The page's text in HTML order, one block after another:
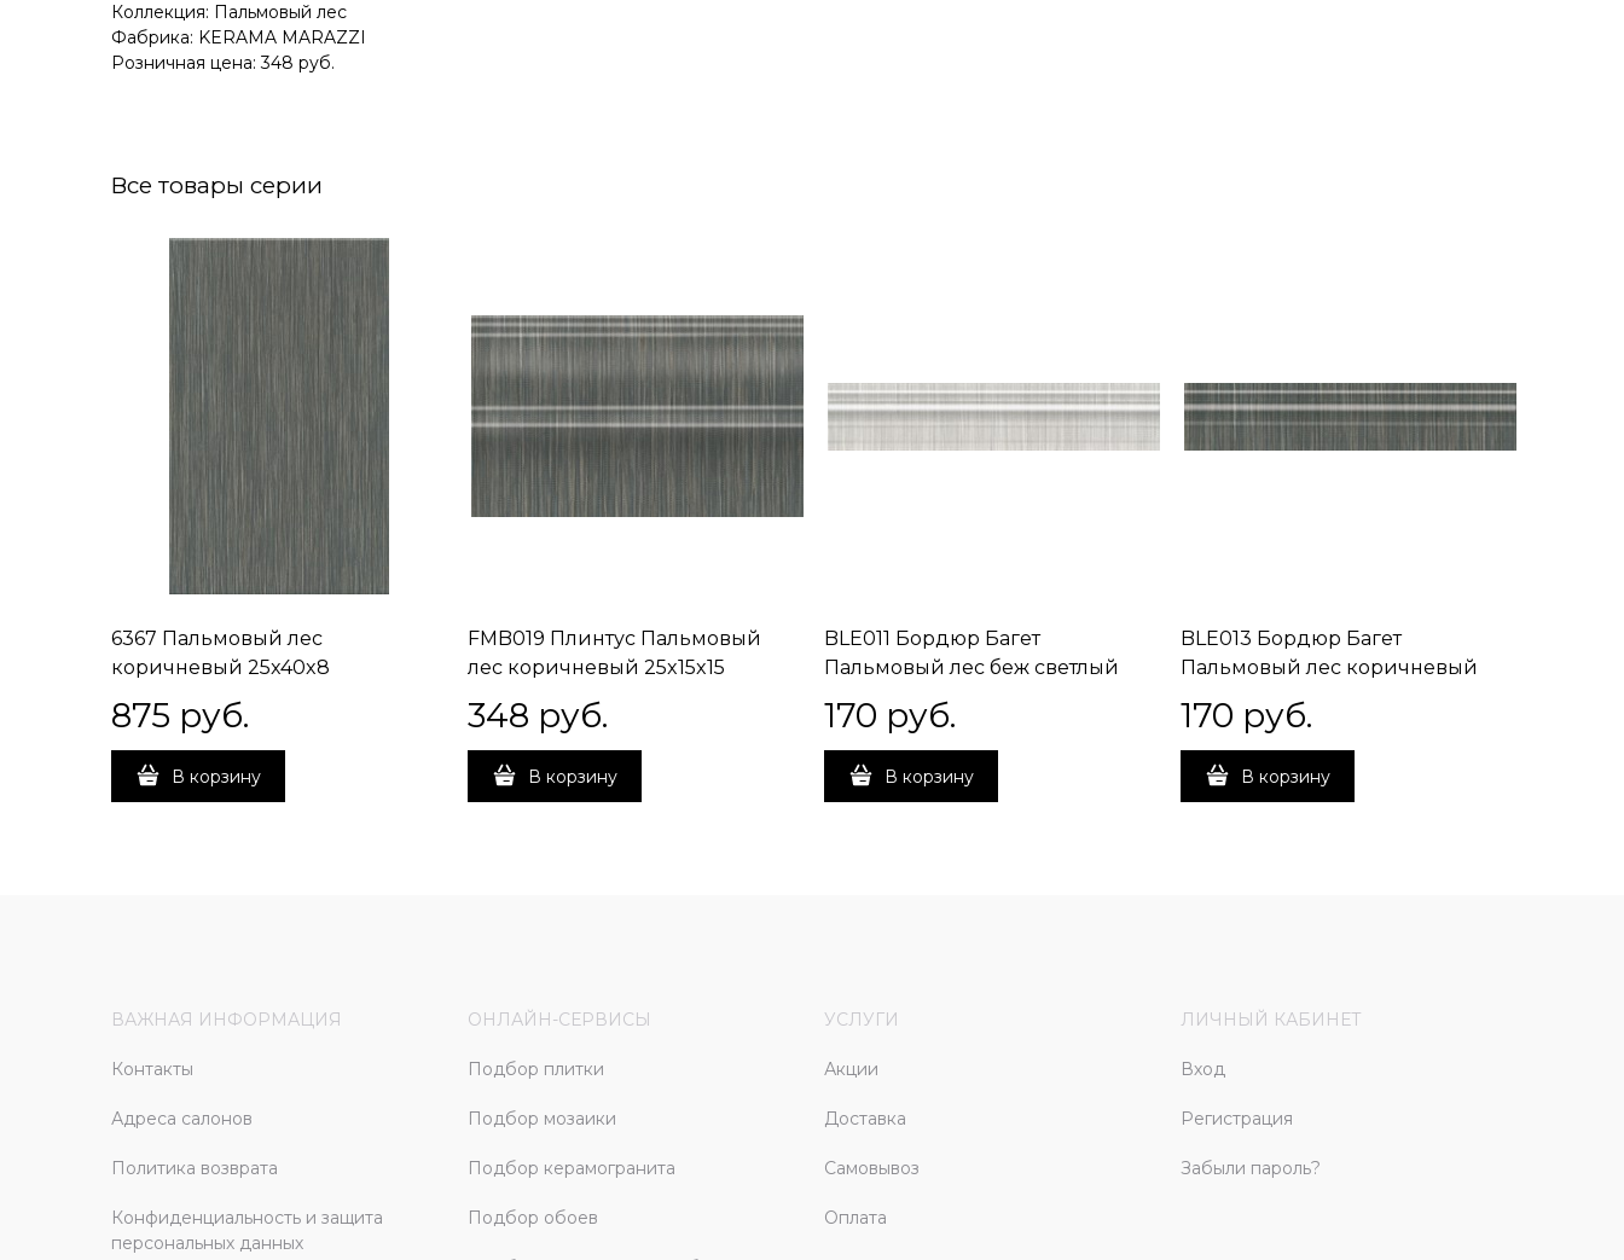
Коллекция: Пальмовый лес
Фабрика: KERAMA MARAZZI
Розничная цена: 348 руб.
Все товары серии
6367 Пальмовый лес
коричневый 25x40x8
875 руб.
В корзину
FMB019 Плинтус Пальмовый
лес коричневый 25x15x15
348 руб.
В корзину
BLE011 Бордюр Багет
Пальмовый лес беж светлый
170 руб.
В корзину
BLE013 Бордюр Багет
Пальмовый лес коричневый
170 руб.
В корзину
ВАЖНАЯ ИНФОРМАЦИЯ
Контакты
Адреса салонов
Политика возврата
Конфиденциальность и защита
персональных данных
ОНЛАЙН-СЕРВИСЫ
Подбор плитки
Подбор мозаики
Подбор керамогранита
Подбор обоев
УСЛУГИ
Акции
Доставка
Самовывоз
Оплата
ЛИЧНЫЙ КАБИНЕТ
Вход
Регистрация
Забыли пароль?